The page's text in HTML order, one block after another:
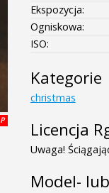
P
Ekspozycja:
Ogniskowa:
ISO:
Kategorie
christmas
Licencja
Uwaga!
Model-